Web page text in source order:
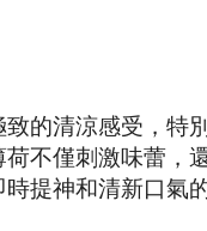
的清涼感受，特
不僅刺激味蕾，
提神和清新口氣